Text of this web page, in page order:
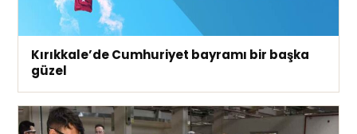
Kırıkkale’de Cumhuriyet bayramı bir başka
güzel